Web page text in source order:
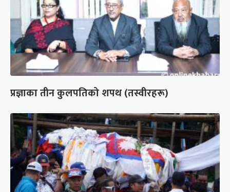
प्रज्ञाका तीन कुलपतिको शपथ (तस्वीरहरू)